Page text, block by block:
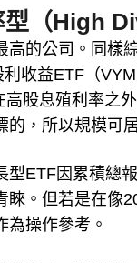
（High
高的公司。同樣
收益ETF（
股息殖利率之
，所以規模可
型ETF因累積總
睞。但若是在像
為操作參考。